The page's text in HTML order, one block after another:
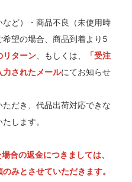
ど）・商品不良（未使用時
望の場合、商品到着より5
リターン 、もしくは、
「受注
力されたメールにてお知らせ
だき、代品出荷対応できな
します。
合の返金につきましては、
みとさせていただきます。